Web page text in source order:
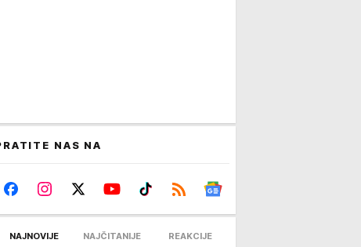
NAS NA
NAJNOVIJE NAJČITANIJE REAKCIJE